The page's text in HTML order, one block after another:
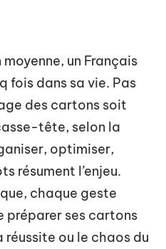
un Français
fois dans sa vie. Pas
des cartons soit
tête, selon la
optimiser,
résument l’enjeu.
chaque geste
préparer ses cartons
réussite ou le chaos du